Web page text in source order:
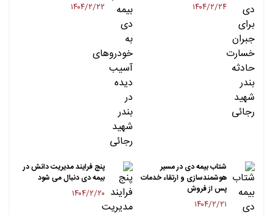
۱۴۰۴/۲/۲۴ ۱۴۰۴/۲/۲۲
شتاب بیمه دی در مسیر
هوشمندسازی و ارتقاء خدمات
پس از فروش
۱۴۰۴/۲/۲۱
پنج فرایند مدیریت دانش در
بیمه دی دنبال می شود
۱۴۰۴/۲/۲۰